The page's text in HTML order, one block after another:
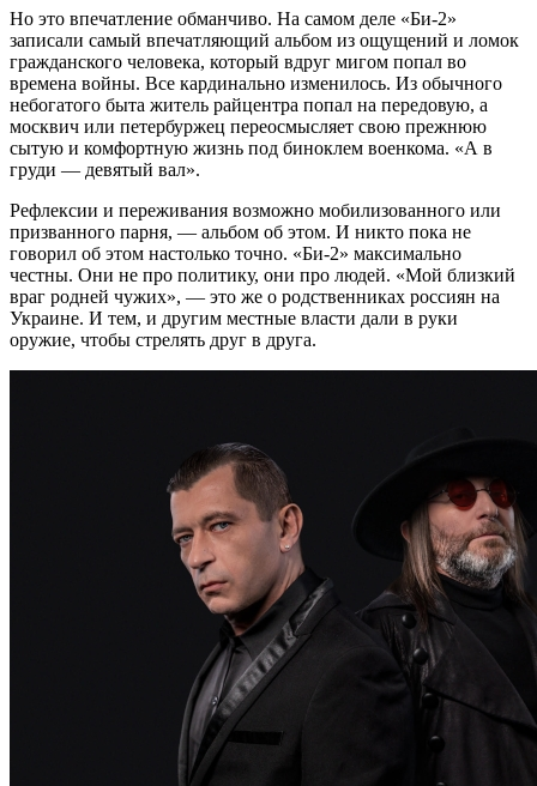
Но это впечатление обманчиво. На самом деле «Би-2»
записали самый впечатляющий альбом из ощущений и ломок
гражданского человека, который вдруг мигом попал во
времена войны. Все кардинально изменилось. Из обычного
небогатого быта житель райцентра попал на передовую, а
москвич или петербуржец переосмысляет свою прежнюю
сытую и комфортную жизнь под биноклем военкома. «А в
груди — девятый вал».
Рефлексии и переживания возможно мобилизованного или
призванного парня, — альбом об этом. И никто пока не
говорил об этом настолько точно. «Би-2» максимально
честны. Они не про политику, они про людей. «Мой близкий
враг родней чужих», — это же о родственниках россиян на
Украине. И тем, и другим местные власти дали в руки
оружие, чтобы стрелять друг в друга.